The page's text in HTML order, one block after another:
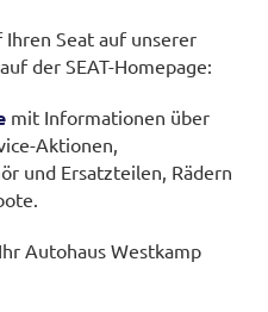
Seat auf unserer
der SEAT-Homepage:
mit Informationen über
Aktionen,
und Ersatzteilen, Rädern
Autohaus Westkamp